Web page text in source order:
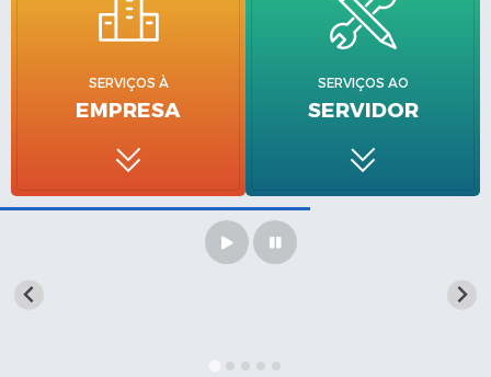
Formulário elaboração LDO
Portal da Transparência
Setores Públicos – Telefones
A Nossa Cidade
SERVIÇOS À
EMPRESA
SERVIÇOS AO
SERVIDOR